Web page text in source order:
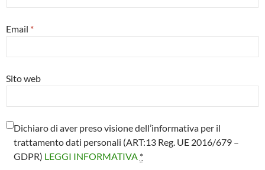
Email *
Sito web
Dichiaro di aver preso visione dell’informativa per il
trattamento dati personali (ART:13 Reg. UE 2016/679 –
GDPR) LEGGI INFORMATIVA *